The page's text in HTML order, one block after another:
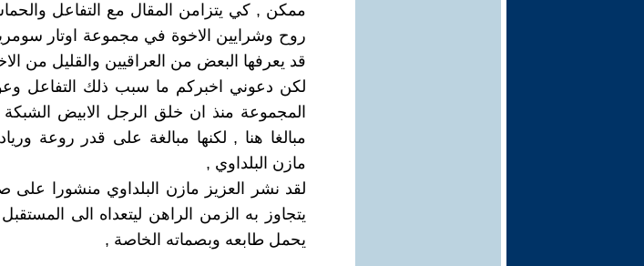
ممكن , كي يتزامن المقال مع التفاعل
روح وشرايين الاخوة في مجموعة اوتار
قد يعرفها البعض من العراقيين والقليل من
لكن دعوني اخبركم ما سبب ذلك التفاعل
المجموعة منذ ان خلق الرجل الابيض الشبكة
مبالغا هنا , لكنها مبالغة على قدر روعة
مازن البلداوي ,
لقد نشر العزيز مازن البلداوي منشورا
يتجاوز به الزمن الراهن ليتعداه الى
يحمل طابعه وبصماته الخاصة ,